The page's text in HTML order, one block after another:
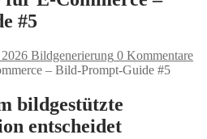
#5
Bildgenerierung 0 Kommentare
bildgestützte
entscheidet